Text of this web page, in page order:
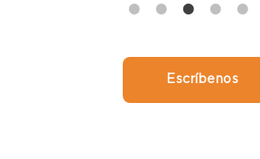
Escríbenos